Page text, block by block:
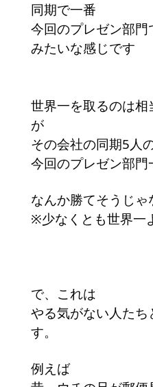
同期で一番
今回のプレゼン部門
みたいな感じです
世界一を取るのは
が
その会社の同期5人
今回のプレゼン部門
なんか勝てそうじゃ
※少なくとも世界一
で、これは
やる気がない人た
す。
例えば